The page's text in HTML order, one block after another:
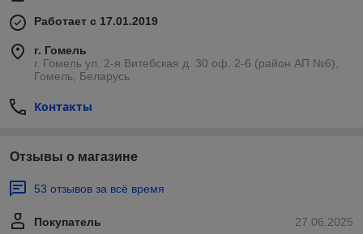
Работает с 17.01.2019
г. Гомель
г. Гомель ул. 2-я Витебская д. 30 оф. 2-6 (район АП №6),
Гомель, Беларусь
Контакты
Отзывы о магазине
53 отзывов за всё время
27.06.2025
Покупатель